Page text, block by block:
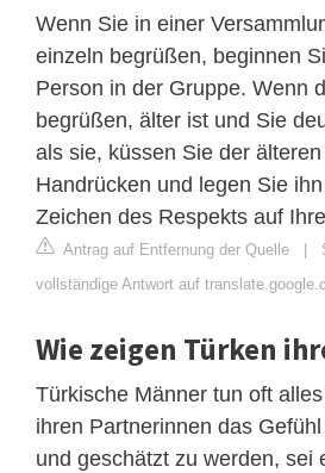
Wenn Sie in einer
einzeln begrüßen, beginnen
Person in der Gruppe. Wenn
begrüßen, älter ist und Sie
als sie, küssen Sie der
Handrücken und legen Sie
Zeichen des Respekts auf
Antrag auf Entfernung der Quelle
vollständige Antwort auf
Wie zeigen Türken
Türkische Männer tun oft
ihren Partnerinnen das
und geschätzt zu werden, sei